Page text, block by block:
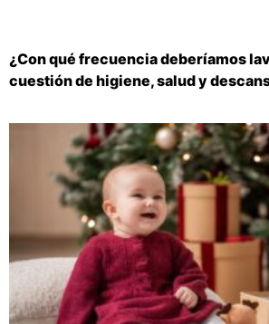
¿Con qué frecuencia deberíamos
cuestión de higiene, salud y